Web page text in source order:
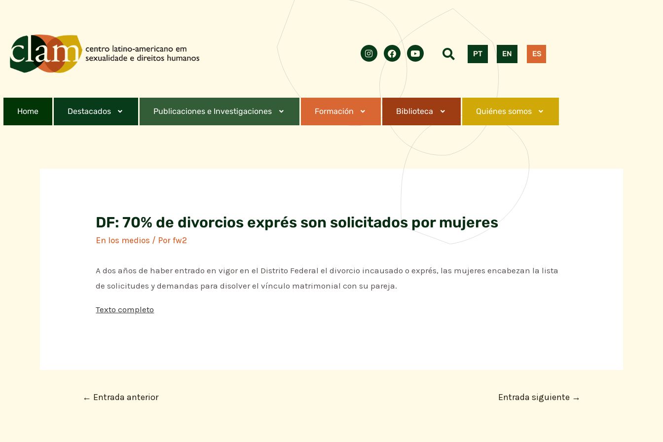
PT EN ES
Home Destacados Publicaciones e Investigaciones Formación Biblioteca Quiénes somos
DF: 70% de divorcios exprés son solicitados por mujeres
En los medios / Porfw2
A dos años de haber entrado en vigor en el Distrito Federal el divorcio incausado o exprés, las mujeres encabezan la lista
de solicitudes y demandas para disolver el vínculo matrimonial con su pareja.
Texto completo
← Entrada anterior Entrada siguiente →